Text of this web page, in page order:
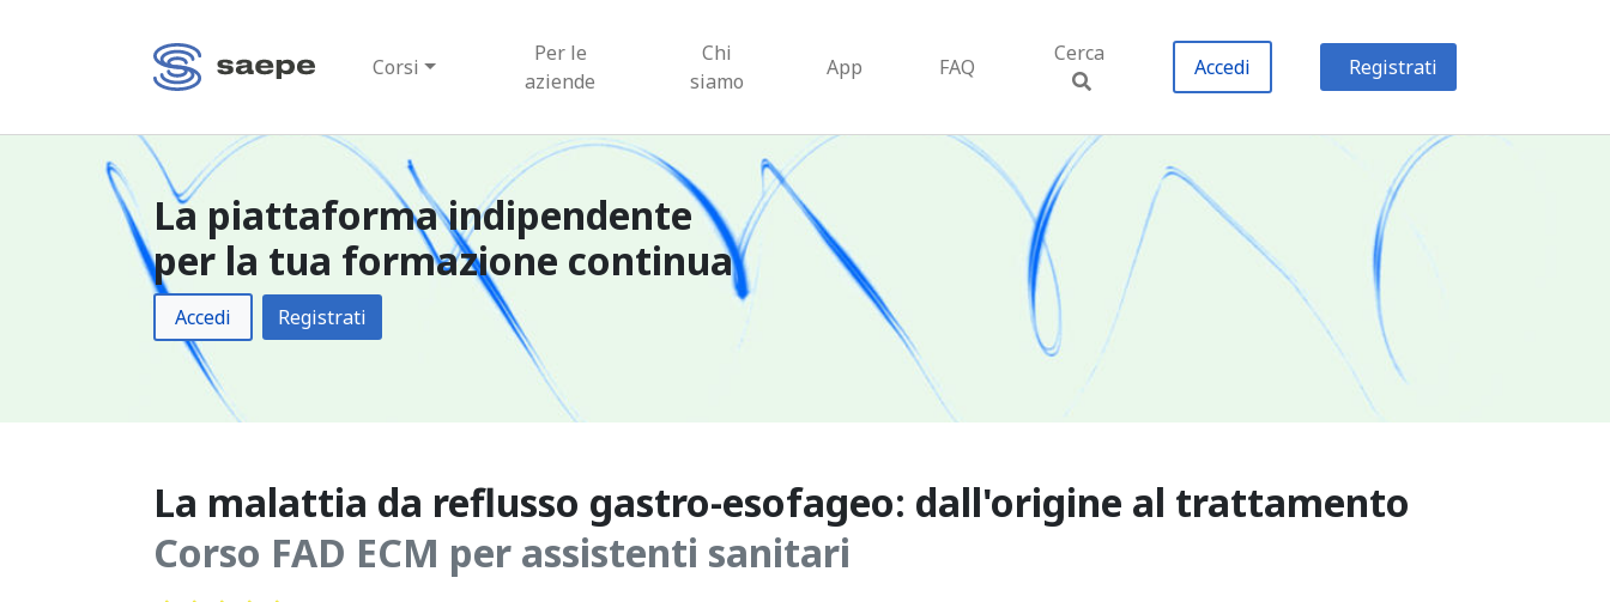
Corsi
Per le
aziende
Chi
siamo
App FAQ
Cerca
Accedi Registrati
La piattaforma indipendente
per la tua formazione continua
Accedi Registrati
La malattia da reflusso gastro-esofageo: dall'origine al trattamento
Corso FAD ECM per assistenti sanitari